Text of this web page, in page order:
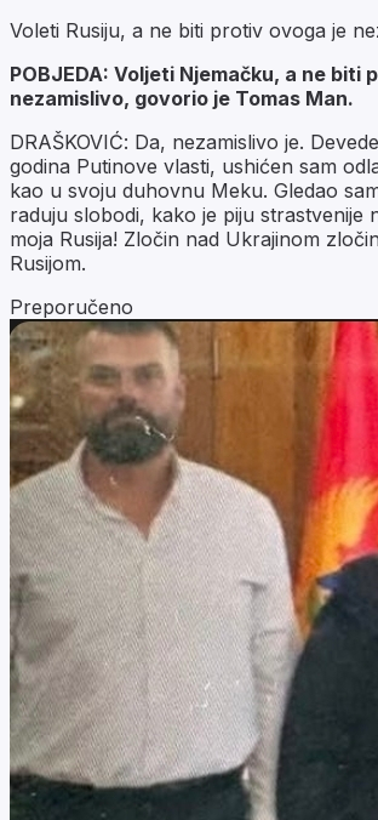
Voleti Rusiju, a ne biti protiv ovoga je
POBJEDA: Voljeti Njemačku, a ne biti
nezamislivo, govorio je Tomas Man.
DRAŠKOVIĆ: Da, nezamislivo je.
godina Putinove vlasti, ushićen sam
kao u svoju duhovnu Meku. Gledao
raduju slobodi, kako je piju strastvenije
moja Rusija! Zločin nad Ukrajinom
Rusijom.
Preporučeno